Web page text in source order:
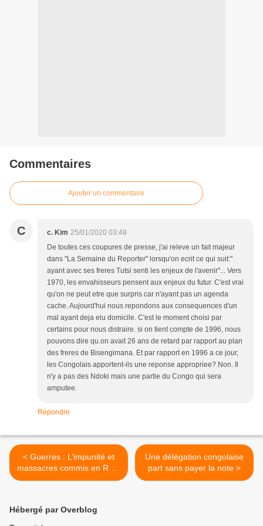
Commentaires
Ajouter un commentaire
C c. Kim 25/01/2020 03:48
De toutes ces coupures de presse, j'ai releve un fait majeur
dans "La Semaine du Reporter" lorsqu'on ecrit ce qui suit:"
ayant avec ses freres Tutsi senti les enjeux de l'avenir"... Vers
1970, les envahisseurs pensent aux enjeux du futur. C'est vrai
qu'on ne peut etre que surpris car n'ayant pas un agenda
cache. Aujourd'hui nous repondons aux consequences d'un
mal ayant deja elu domicile. C'est le moment choisi par
certains pour nous distraire. si on tient compte de 1996, nous
pouvons dire qu.on avait 26 ans de retard par rapport au plan
des freres de Bisengimana. Et par rapport en 1996 a ce jour,
les Congolais apportent-ils une reponse appropriee? Non. Il
n'y a pas des Ndoki mais une partie du Congo qui sera
amputee.
Répondre
< Guerres : L’impunité et
massacres commis en RDC
par Ruberwa, Kagame et
France 24.
Une délégation congolaise
part sans payer la note >
Hébergé par Overblog